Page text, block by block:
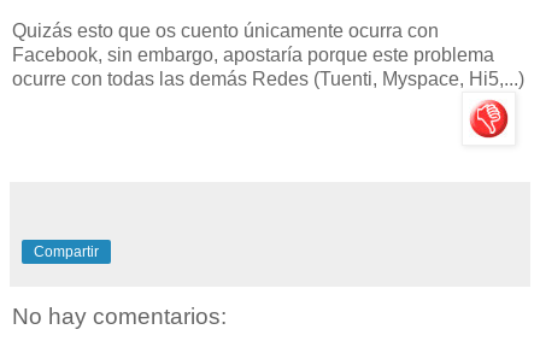
Quizás esto que os cuento únicamente ocurra con
Facebook, sin embargo, apostaría porque este problema
ocurre con todas las demás Redes (Tuenti, Myspace, Hi5,...)
Compartir
No hay comentarios: